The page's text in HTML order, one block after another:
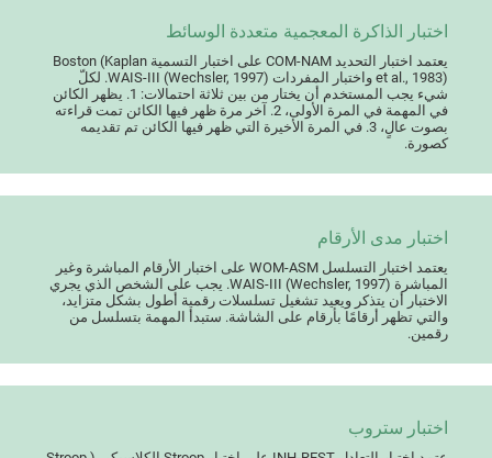
اختبار الذاكرة المعجمية متعددة الوسائط
يعتمد اختبار التحديد COM-NAM على اختبار التسمية Boston (Kaplan
et al., 1983) واختبار المفردات WAIS-III (Wechsler, 1997). لكلّ
شيء يجب المستخدم أن يختار من بين ثلاثة احتمالات: 1. يظهر الكائن
في المهمة في المرة الأولى، 2. آخر مرة ظهر فيها الكائن تمت قراءته
بصوت عالٍ، 3. في المرة الأخيرة التي ظهر فيها الكائن تم تقديمه
كصورة.
اختبار مدى الأرقام
يعتمد اختبار التسلسل WOM-ASM على اختبار الأرقام المباشرة وغير
المباشرة WAIS-III (Wechsler, 1997). يجب على الشخص الذي يجري
الاختبار أن يتذكر ويعيد تشغيل تسلسلات رقمية أطول بشكل متزايد،
والتي تظهر أرقامًا بأرقام على الشاشة. ستبدأ المهمة بتسلسل من
رقمين.
اختبار ستروب